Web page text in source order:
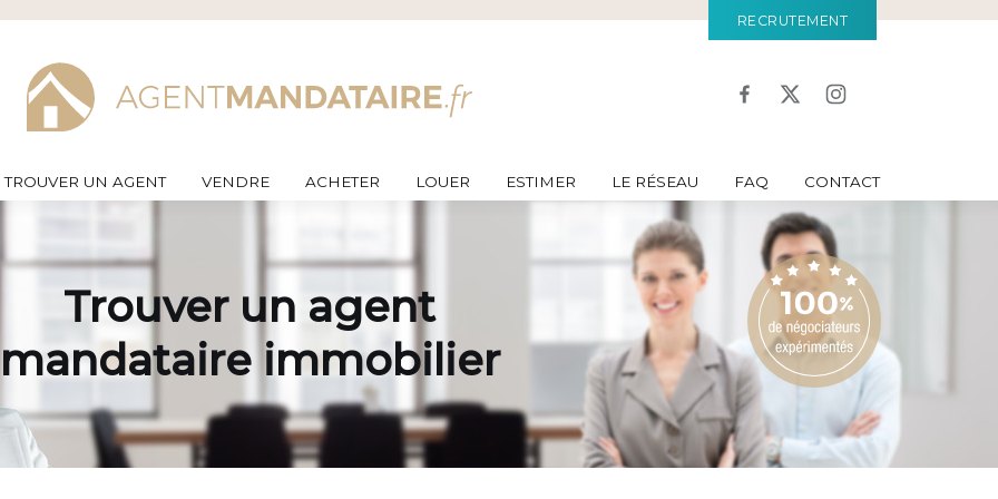
RECRUTEMENT
TROUVER UN AGENT VENDRE ACHETER LOUER ESTIMER LE RÉSEAU FAQ CONTACT
Trouver un agent
mandataire immobilier